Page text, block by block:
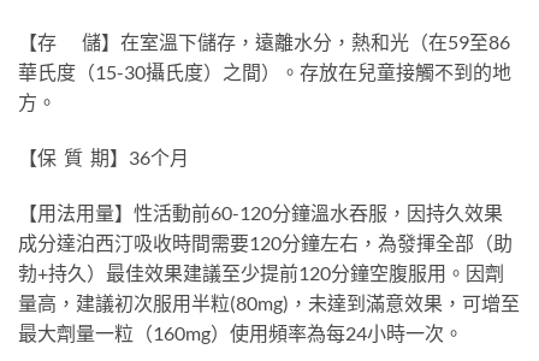
【存 儲】在室溫下儲存，遠離水分，熱和光（在59至86
華氏度（15-30攝氏度）之間）。存放在兒童接觸不到的地
方。
【保 質 期】36个月
【用法用量】性活動前60-120分鐘溫水吞服，因持久效果
成分達泊西汀吸收時間需要120分鐘左右，為發揮全部（助
勃+持久）最佳效果建議至少提前120分鐘空腹服用。因劑
量高，建議初次服用半粒(80mg)，未達到滿意效果，可增至
最大劑量一粒（160mg）使用頻率為每24小時一次。